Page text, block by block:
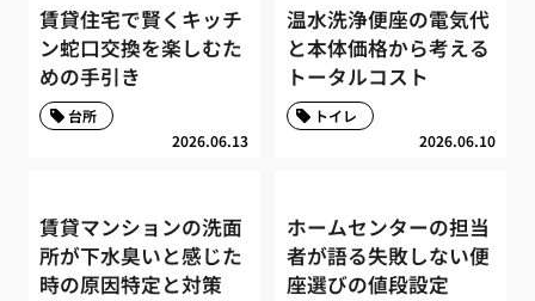
賃貸住宅で賢くキッチ
ン蛇口交換を楽しむた
めの手引き
2026.06.13
台所
温水洗浄便座の電気代
と本体価格から考える
トータルコスト
2026.06.10
トイレ
賃貸マンションの洗面
所が下水臭いと感じた
時の原因特定と対策
ホームセンターの担当
者が語る失敗しない便
座選びの値段設定